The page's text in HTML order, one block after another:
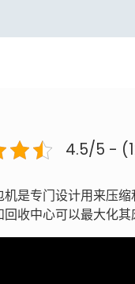
4.5/5 -
机是专门设计用来压
收中心可以最大化